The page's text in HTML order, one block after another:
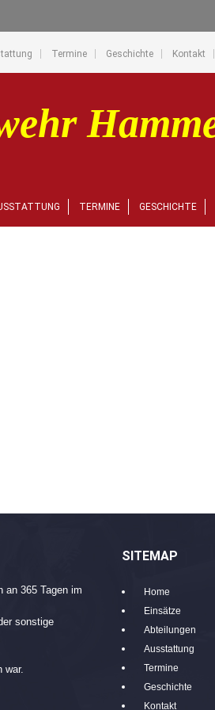
Termine Geschichte Kontakt
TERMINE GESCHICHTE
an 365 Tagen im
sonstige
war.
SITEMAP
Home
Einsätze
Abteilungen
Ausstattung
Termine
Geschichte
Kontakt